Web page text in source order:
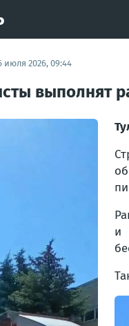
июля 2026, 09:44
выполнят
и